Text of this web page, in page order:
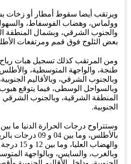
ويرتقب أيضا سقوط أمطار أو زخات
وولماس، وهضاب الفوسفاط، والسهول
والجنوب الشرقي، وبشمال المنطقة
بعض الثلوج فوق قمم ومرتفعات
ومن المرتقب كذلك تسجيل هبات رياح
طنجة، والواجهة المتوسطية،
وبالجنوب الشرقي، وبالأقاليم
وبالسواحل الوسطى، فيما يتوقع
المنطقة الشرقية، وبالجنوب الشرقي
الجنوبية.
بالأطلس، وما بين
والهضاب
وبالغرب، والسايس، وبالواجهة